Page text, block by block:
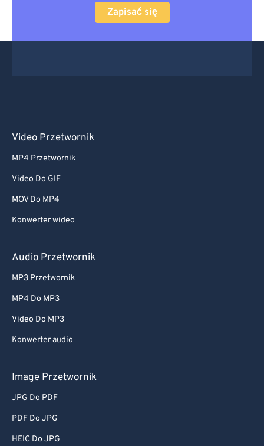
Zapisać się
Video Przetwornik
MP4 Przetwornik
Video Do GIF
MOV Do MP4
Konwerter wideo
Audio Przetwornik
MP3 Przetwornik
MP4 Do MP3
Video Do MP3
Konwerter audio
Image Przetwornik
JPG Do PDF
PDF Do JPG
HEIC Do JPG